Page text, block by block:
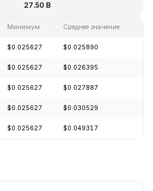
27.50 B
Минимум Среднее значение
$0.025627 $0.025890
$0.025627 $0.026395
$0.025627 $0.027887
$0.025627 $0.030529
$0.025627 $0.049317